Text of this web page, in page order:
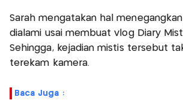
Sarah mengatakan hal
dialami usai membuat vlog Diary
Sehingga, kejadian mistis tersebut
terekam kamera.
Baca Juga :